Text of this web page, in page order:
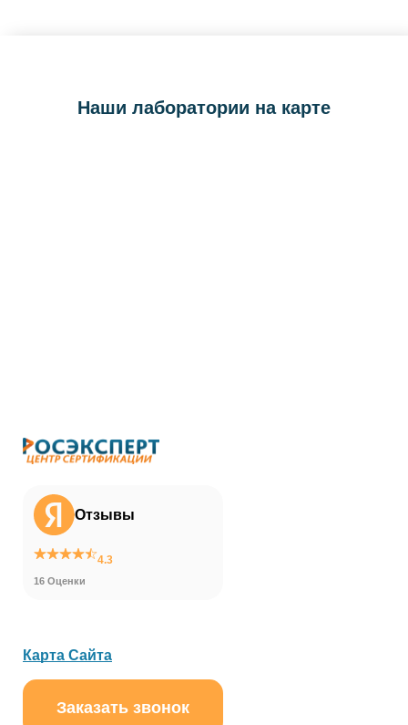
Наши лаборатории на карте
Отзывы
4.3
16 Оценки
Карта Сайта
Заказать звонок